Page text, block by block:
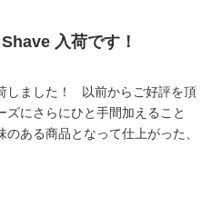
入荷です！
しました！ 以前からご好評を頂
にさらにひと手間加えること
ある商品となって仕上がった、